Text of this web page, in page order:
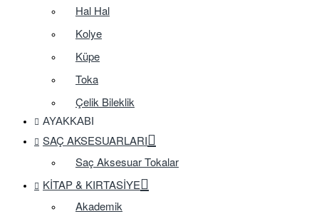
Hal Hal
Kolye
Küpe
Toka
Çelik Bileklik
AYAKKABI
SAÇ AKSESUARLARI
Saç Aksesuar Tokalar
KITAP & KIRTASIYE
Akademik